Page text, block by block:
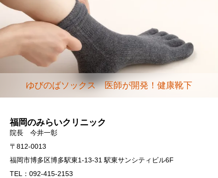
ゆびのばソックス 医師が開発！健康靴下
福岡のみらいクリニック
院長 今井一彰
〒812-0013
福岡市博多区博多駅東1-13-31 駅東サンシティビル6F
TEL：092-415-2153